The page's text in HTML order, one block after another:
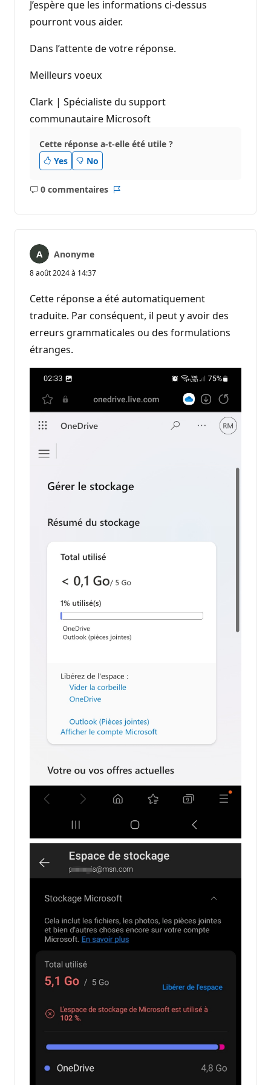
J’espère que les informations ci-dessus
pourront vous aider.
Dans l’attente de votre réponse.
Meilleurs voeux
Clark | Spécialiste du support
communautaire Microsoft
Cette réponse a-t-elle été utile ?
Yes
No
0 commentaires
Aucun
Anonyme
8 août 2024 à 14:37
Cette réponse a été automatiquement
traduite. Par conséquent, il peut y avoir des
erreurs grammaticales ou des formulations
étranges.